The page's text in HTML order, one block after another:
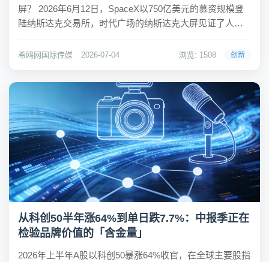
屏？ 2026年6月12日，SpaceX以750亿美元的募资规模登
陆纳斯达克交易所，时代广场的纳斯达克大屏见证了人类
光再次聚焦到这块矗立在"世界十字路口"的36.6米巨型屏幕
希鸥网国际传媒 2026-07-04 浏览: 1508 创新
从科创50半年涨64%到单日跌7.7%：中报季正在
检验品牌价值的「含金量」
2026年上半年A股以科创50暴涨64%收官，在全球主要股指